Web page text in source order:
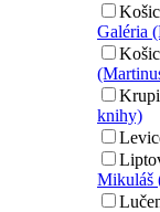
Galéria
knihy)
Mikuláš